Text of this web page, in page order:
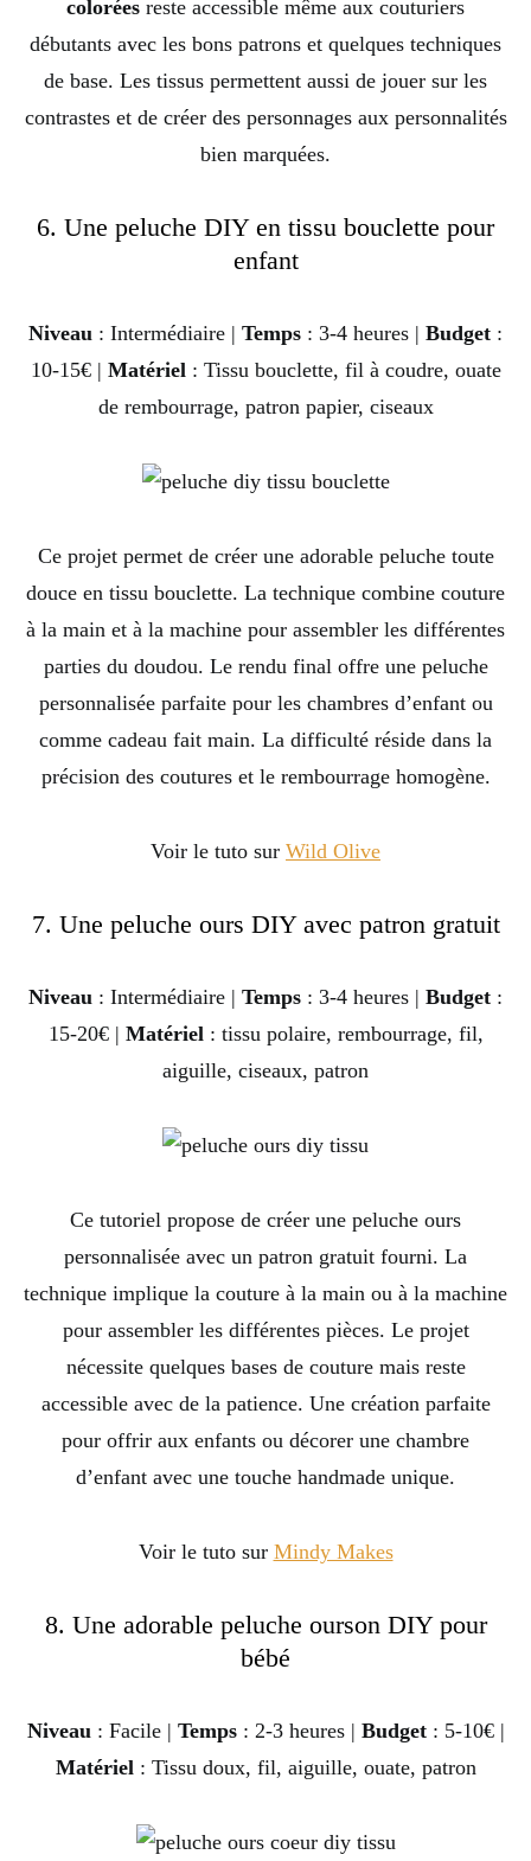
colorées reste accessible même aux couturiers
débutants avec les bons patrons et quelques techniques
de base. Les tissus permettent aussi de jouer sur les
contrastes et de créer des personnages aux personnalités
bien marquées.
6. Une peluche DIY en tissu bouclette pour
enfant
Niveau : Intermédiaire | Temps : 3-4 heures | Budget :
10-15€ | Matériel: Tissu bouclette, fil à coudre, ouate
de rembourrage, patron papier, ciseaux
Ce projet permet de créer une adorable peluche toute
douce en tissu bouclette. La technique combine couture
à la main et à la machine pour assembler les différentes
parties du doudou. Le rendu final offre une peluche
personnalisée parfaite pour les chambres d’enfant ou
comme cadeau fait main. La difficulté réside dans la
précision des coutures et le rembourrage homogène.
Voir le tuto sur Wild Olive
7. Une peluche ours DIY avec patron gratuit
Niveau : Intermédiaire | Temps : 3-4 heures | Budget :
15-20€ | Matériel: tissu polaire, rembourrage, fil,
aiguille, ciseaux, patron
Ce tutoriel propose de créer une peluche ours
personnalisée avec un patron gratuit fourni. La
technique implique la couture à la main ou à la machine
pour assembler les différentes pièces. Le projet
nécessite quelques bases de couture mais reste
accessible avec de la patience. Une création parfaite
pour offrir aux enfants ou décorer une chambre
d’enfant avec une touche handmade unique.
Voir le tuto sur Mindy Makes
8. Une adorable peluche ourson DIY pour
bébé
Niveau: Facile | Temps: 2-3 heures | Budget: 5-10€ |
Matériel: Tissu doux, fil, aiguille, ouate, patron